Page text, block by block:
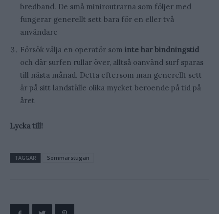
bredband. De små miniroutrarna som följer med
fungerar generellt sett bara för en eller två
användare
Försök välja en operatör som inte har bindningstid
och där surfen rullar över, alltså oanvänd surf sparas
till nästa månad. Detta eftersom man generellt sett
är på sitt landställe olika mycket beroende på tid på
året
Lycka till!
TAGGAR Sommarstugan